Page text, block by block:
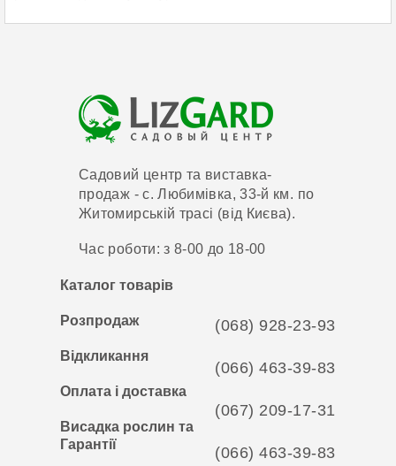
Садовий центр та виставка-
продаж - с. Любимівка, 33-й км. по
Житомирській трасі (від Києва).
Час роботи: з 8-00 до 18-00
Каталог товарів
Розпродаж
Відкликання
Оплата і доставка
Висадка рослин та
Гарантії
(068) 928-23-93
(066) 463-39-83
(067) 209-17-31
(066) 463-39-83